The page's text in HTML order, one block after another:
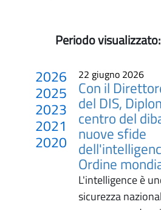
Periodo visualizzato:
2026
2025
2023
2021
2020
22 giugno 2026
Con il
del DIS,
centro del
nuove sfide
Ordine
L'intelligence è
sicurezza